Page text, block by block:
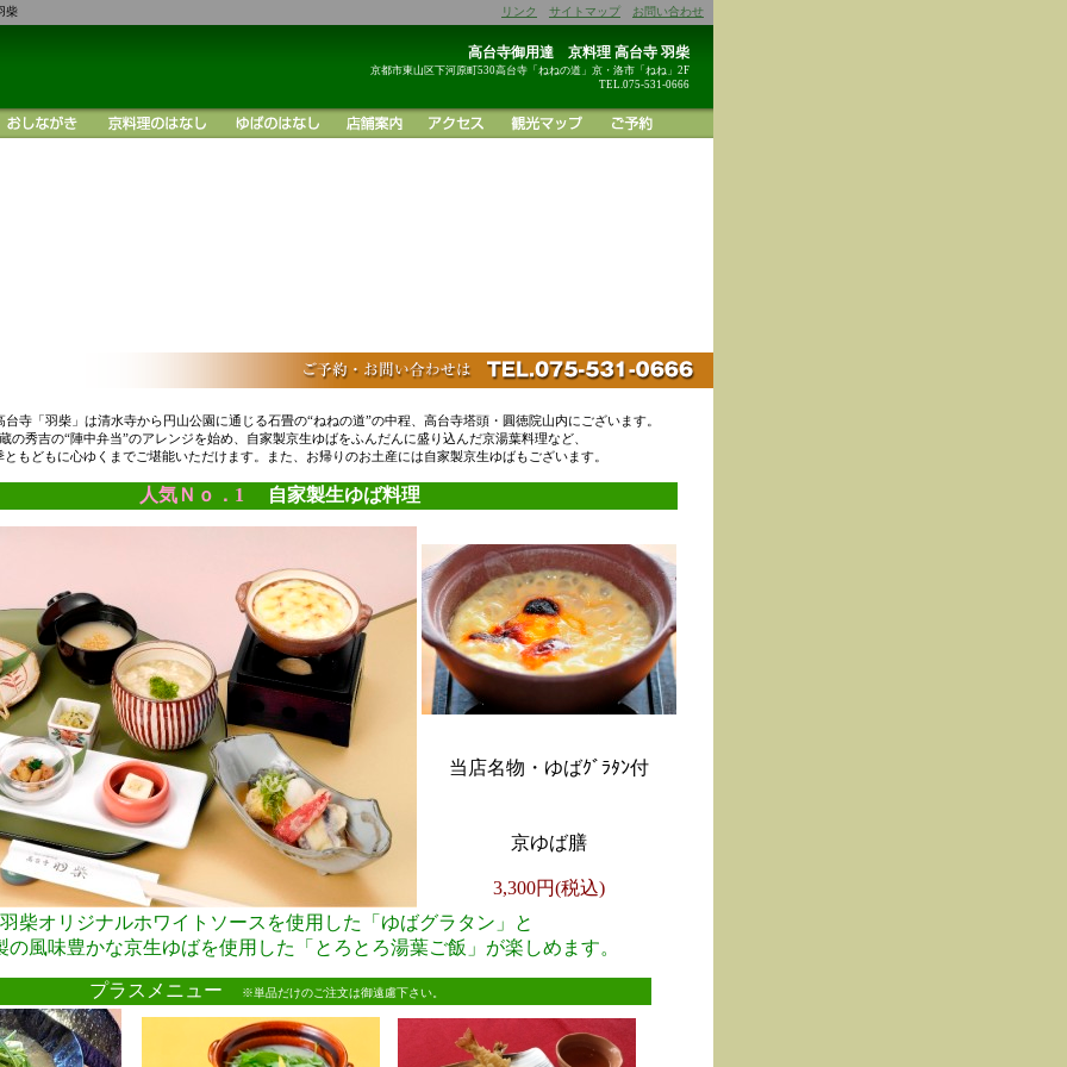
柴 リンク サイトマップ お問い合わせ
高台寺御用達 京料理 高台寺 羽柴
京都市東山区下河原町530高台寺「ねねの道」京・洛市「ねね」2F
TEL.075-531-0666
寺「羽柴」は清水寺から円山公園に通じる石畳の“ねねの道”の中程、高台寺塔頭・圓徳院山内にございます。
の秀吉の“陣中弁当”のアレンジを始め、自家製京生ゆばをふんだんに盛り込んだ京湯葉料理など、
ともどもに心ゆくまでご堪能いただけます。また、お帰りのお土産には自家製京生ゆばもございます。
人気Ｎｏ．1 自家製生ゆば料理
当店名物・ゆばｸﾞﾗﾀﾝ付
京ゆば膳
3,300円(税込)
羽柴オリジナルホワイトソースを使用した「ゆばグラタン」と
の風味豊かな京生ゆばを使用した「とろとろ湯葉ご飯」が楽しめます。
プラスメニュー ※単品だけのご注文は御遠慮下さい。